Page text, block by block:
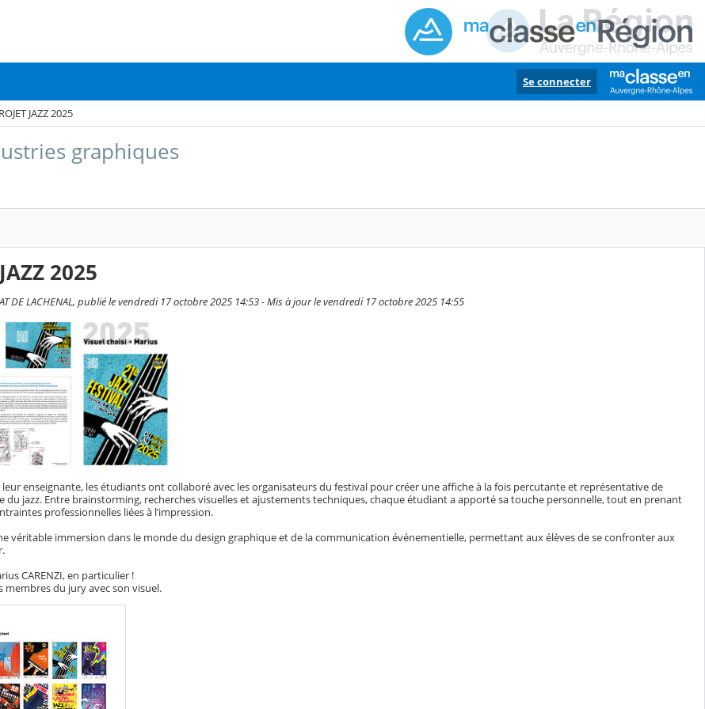
Se connecter
JAZZ 2025
graphiques
2025
DE LACHENAL, publié le vendredi 17 octobre 2025 14:53 - Mis à jour le vendredi 17 octobre 2025 14:55
leur enseignante, les étudiants ont collaboré avec les organisateurs du festival pour créer une affiche à la fois percutante et représentative de
du jazz. Entre brainstorming, recherches visuelles et ajustements techniques, chaque étudiant a apporté sa touche personnelle, tout en prenant
professionnelles liées à l’impression.
véritable immersion dans le monde du design graphique et de la communication événementielle, permettant aux élèves de se confronter aux
CARENZI, en particulier !
membres du jury avec son visuel.